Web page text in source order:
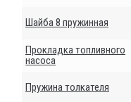
Шайба 8 пружинная
Прокладка топливного
насоса
Пружина толкателя